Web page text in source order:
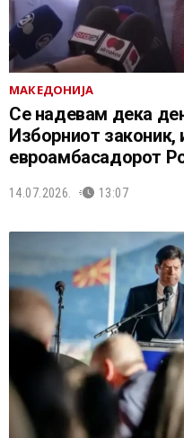
МАКЕДОНИЈА
Се надевам дека
Изборниот законик,
евроамбасадорот
14.07.2026. 13:07